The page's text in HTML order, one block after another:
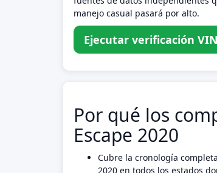
manejo casual pasará por alto.
Ejecutar verificación VIN
Por qué los
Escape 2020
Cubre la cronología
2020 en todos los estados